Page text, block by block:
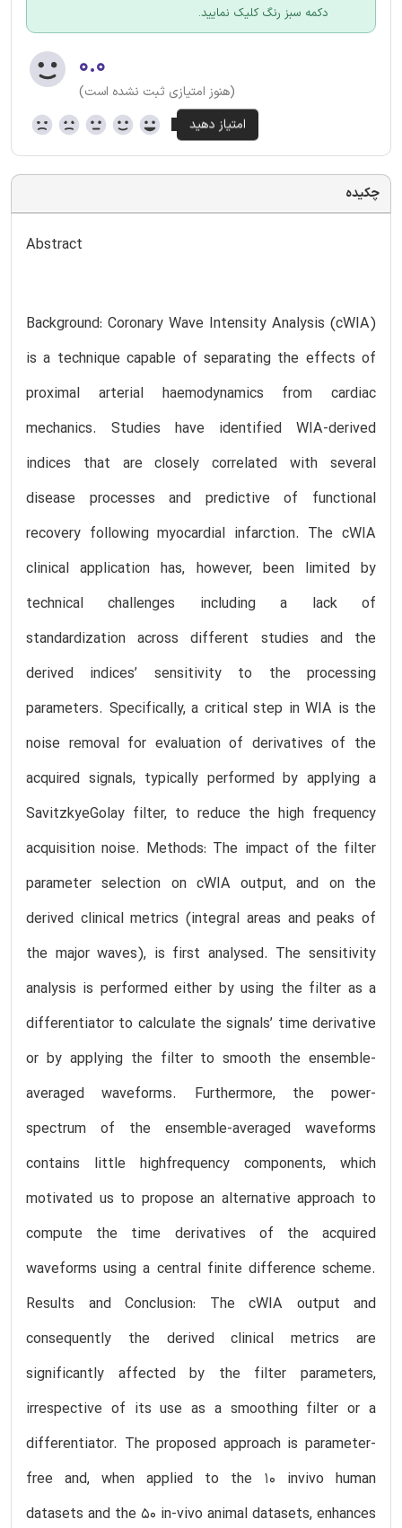
دکمه سبز رنگ کلیک نمایید.
۰.۰
(هنوز امتیازی ثبت نشده است)
چکیده
Abstract
Background: Coronary Wave Intensity Analysis (cWIA)
is a technique capable of separating the effects of
proximal arterial haemodynamics from cardiac
mechanics. Studies have identified WIA-derived
indices that are closely correlated with several
disease processes and predictive of functional
recovery following myocardial infarction. The cWIA
clinical application has, however, been limited by
technical challenges including a lack of
standardization across different studies and the
derived indices’ sensitivity to the processing
parameters. Specifically, a critical step in WIA is the
noise removal for evaluation of derivatives of the
acquired signals, typically performed by applying a
SavitzkyeGolay filter, to reduce the high frequency
acquisition noise. Methods: The impact of the filter
parameter selection on cWIA output, and on the
derived clinical metrics (integral areas and peaks of
the major waves), is first analysed. The sensitivity
analysis is performed either by using the filter as a
differentiator to calculate the signals’ time derivative
or by applying the filter to smooth the ensemble-
averaged waveforms. Furthermore, the power-
spectrum of the ensemble-averaged waveforms
contains little highfrequency components, which
motivated us to propose an alternative approach to
compute the time derivatives of the acquired
waveforms using a central finite difference scheme.
Results and Conclusion: The cWIA output and
consequently the derived clinical metrics are
significantly affected by the filter parameters,
irrespective of its use as a smoothing filter or a
differentiator. The proposed approach is parameter-
free and, when applied to the 10 invivo human
datasets and the 50 in-vivo animal datasets, enhances